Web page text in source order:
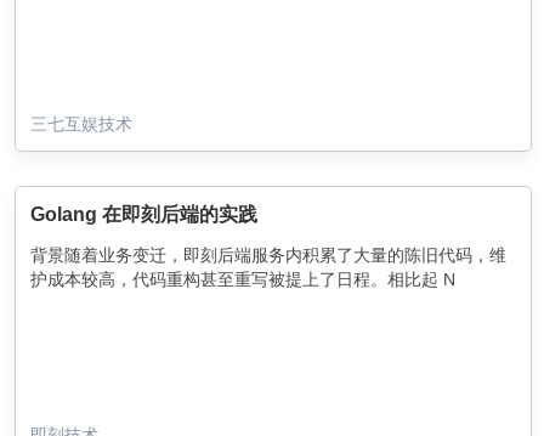
三七互娱技术
Golang 在即刻后端的实践
背景随着业务变迁，即刻后端服务内积累了大量的陈旧代码，维
护成本较高，代码重构甚至重写被提上了日程。相比起 N